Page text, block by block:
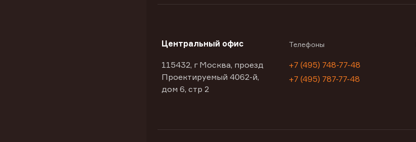
Центральный офис
115432, г Москва, проезд
Проектируемый 4062-й,
дом 6, стр 2
Телефоны
+7 (495) 748-77-48
+7 (495) 787-77-48